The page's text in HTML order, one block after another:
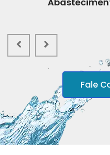
Fale